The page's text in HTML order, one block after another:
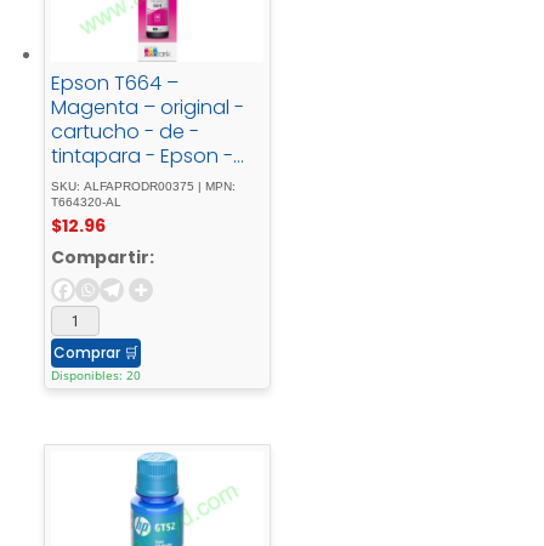
Epson T664 –
Magenta – original -
cartucho - de -
tintapara - Epson -
L380, - L386, - L395, -
L495; - EcoTank - ET-
2600, - 2650, - L1455, -
L396, - L606, - L656
SKU: ALFAPRODR00375 | MPN:
T664320-AL
$12.96
Compartir:
Comprar 🛒
Disponibles: 20